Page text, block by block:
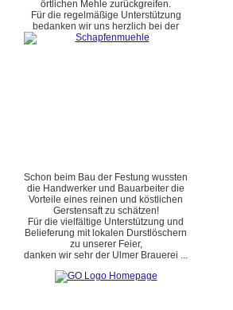
örtlichen Mehle zurückgreifen.
Für die regelmäßige Unterstützung
bedanken wir uns herzlich bei der
Schon beim Bau der Festung wussten
die Handwerker und Bauarbeiter die
Vorteile eines reinen und köstlichen
Gerstensaft zu schätzen!
Für die vielfältige Unterstützung und
Belieferung mit lokalen Durstlöschern
zu unserer Feier,
danken wir sehr der Ulmer Brauerei ...